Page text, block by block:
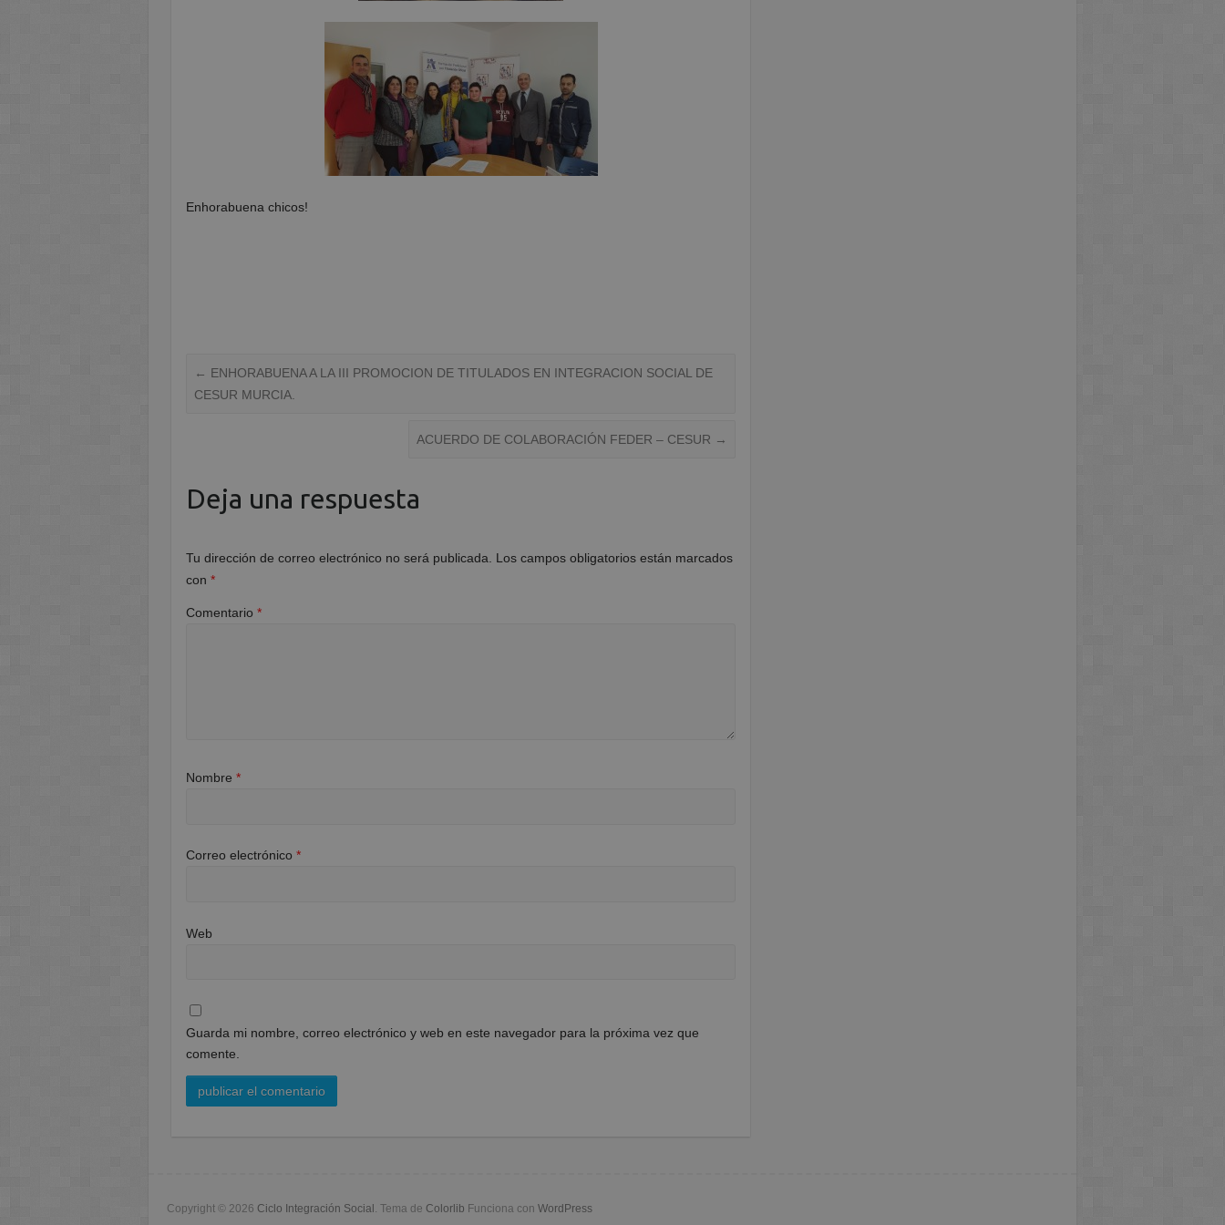
Enhorabuena chicos!
← ENHORABUENA A LA III PROMOCION DE TITULADOS EN INTEGRACION SOCIAL DE
CESUR MURCIA.
ACUERDO DE COLABORACIÓN FEDER – CESUR →
Deja una respuesta
Tu dirección de correo electrónico no será publicada.
Los campos obligatorios están marcados
con*
Comentario*
Nombre*
Correo electrónico*
Web
Guarda mi nombre, correo electrónico y web en este navegador para la próxima vez que
comente.
Copyright © 2026 Ciclo Integración Social . Tema de Colorlib Funciona con WordPress